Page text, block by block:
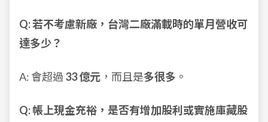
Q: 若不考慮新廠，台灣二廠滿載時的單月營收可
達多少？
A: 會超過 33 億元 ，而且是多很多 。
Q: 帳上現金充裕，是否有增加股利或實施庫藏股